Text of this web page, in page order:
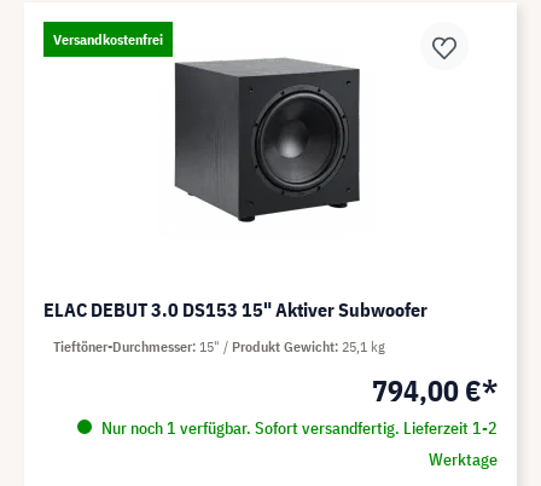
Versandkostenfrei
ELAC DEBUT 3.0 DS153 15" Aktiver Subwoofer
794,00 €*
Nur noch 1 verfügbar. Sofort versandfertig. Lieferzeit 1-2
Werktage
Tieftöner-Durchmesser 15" Produkt Gewicht 25,1 kg